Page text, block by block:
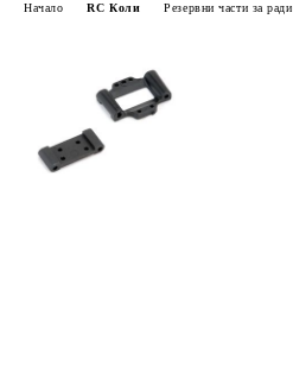
Начало RC Коли Резервни части за